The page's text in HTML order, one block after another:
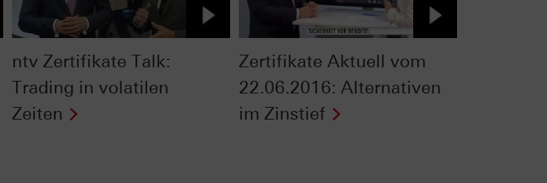
ntv Zertifikate Talk:
Trading in volatilen
Zeiten
Zertifikate Aktuell vom
22.06.2016: Alternativen
im Zinstief